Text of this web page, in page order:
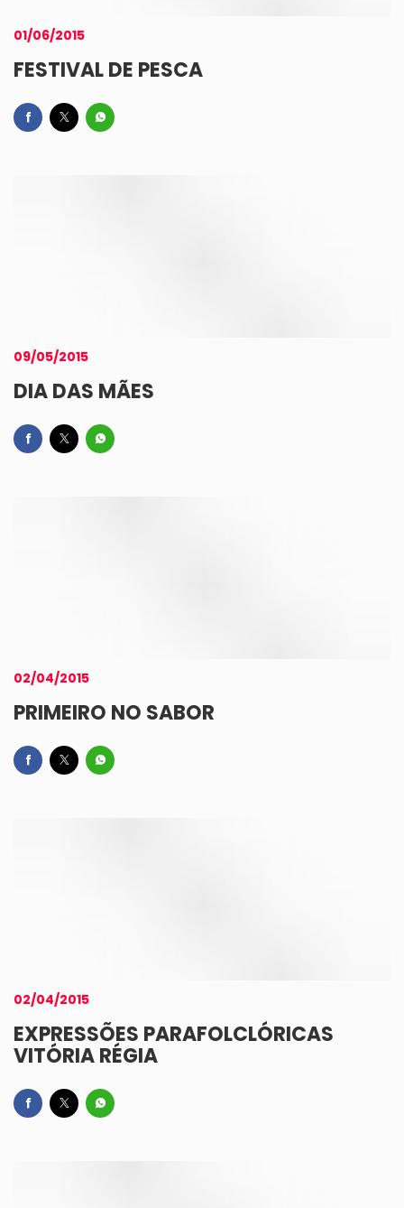
01/06/2015
FESTIVAL DE PESCA
09/05/2015
DIA DAS MÃES
02/04/2015
PRIMEIRO NO SABOR
02/04/2015
EXPRESSÕES PARAFOLCLÓRICAS
VITÓRIA RÉGIA